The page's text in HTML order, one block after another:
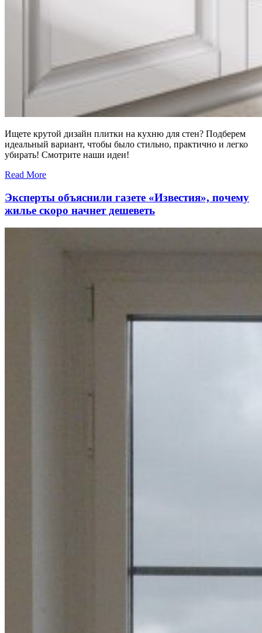
Ищете крутой дизайн плитки на кухню для стен? Подберем
идеальный вариант, чтобы было стильно, практично и легко
убирать! Смотрите наши идеи!
Read More
Эксперты объяснили газете «Известия», почему
жилье скоро начнет дешеветь